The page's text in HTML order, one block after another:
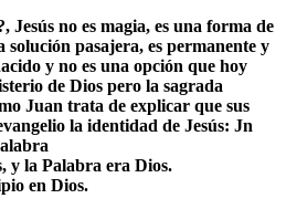
, Jesús no es magia, es una forma de
solución pasajera, es permanente y
y no es una opción que hoy
de Dios pero la sagrada
Juan trata de explicar que sus
la identidad de Jesús: Jn
y la Palabra era Dios.
en Dios.